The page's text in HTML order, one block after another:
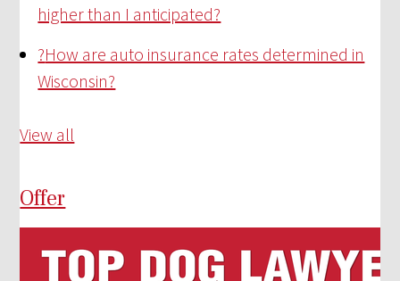
higher than I anticipated?
?How are auto insurance rates determined in
Wisconsin?
View all
Offer